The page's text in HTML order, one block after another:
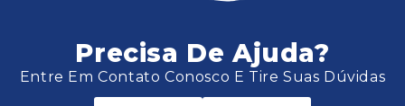
Precisa De Ajuda?
Entre Em Contato Conosco E Tire Suas Dúvidas